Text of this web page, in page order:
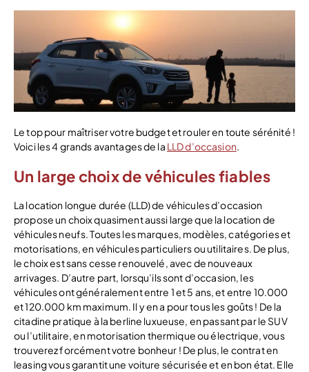
Le top pour maîtriser votre budget et rouler en toute sérénité !
Voici les 4 grands avantages de la LLD d’occasion.
Un large choix de véhicules fiables
La location longue durée (LLD) de véhicules d’occasion
propose un choix quasiment aussi large que la location de
véhicules neufs. Toutes les marques, modèles, catégories et
motorisations, en véhicules particuliers ou utilitaires. De plus,
le choix est sans cesse renouvelé, avec de nouveaux
arrivages. D’autre part, lorsqu’ils sont d’occasion, les
véhicules ont généralement entre 1 et 5 ans, et entre 10.000
et 120.000 km maximum. Il y en a pour tous les goûts ! De la
citadine pratique à la berline luxueuse, en passant par le SUV
ou l’utilitaire, en motorisation thermique ou électrique, vous
trouverez forcément votre bonheur ! De plus, le contrat en
leasing vous garantit une voiture sécurisée et en bon état. Elle